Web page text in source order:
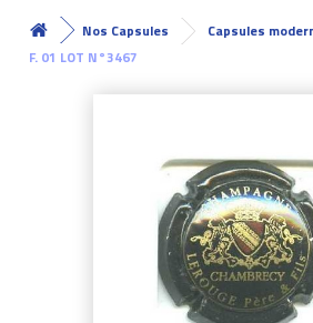
Nos Capsules Capsules
F. 01 LOT N°3467